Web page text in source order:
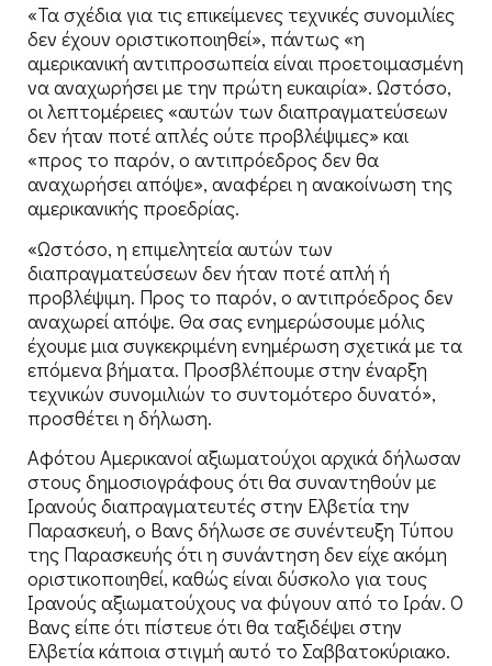
«Τα σχέδια για τις επικείμενες τεχνικές συνομιλίες
δεν έχουν οριστικοποιηθεί», πάντως «η
αμερικανική αντιπροσωπεία είναι προετοιμασμένη
να αναχωρήσει με την πρώτη ευκαιρία». Ωστόσο,
οι λεπτομέρειες «αυτών των διαπραγματεύσεων
δεν ήταν ποτέ απλές ούτε προβλέψιμες» και
«προς το παρόν, ο αντιπρόεδρος δεν θα
αναχωρήσει απόψε», αναφέρει η ανακοίνωση της
αμερικανικής προεδρίας.
«Ωστόσο, η επιμελητεία αυτών των
διαπραγματεύσεων δεν ήταν ποτέ απλή ή
προβλέψιμη. Προς το παρόν, ο αντιπρόεδρος δεν
αναχωρεί απόψε. Θα σας ενημερώσουμε μόλις
έχουμε μια συγκεκριμένη ενημέρωση σχετικά με τα
επόμενα βήματα. Προσβλέπουμε στην έναρξη
τεχνικών συνομιλιών το συντομότερο δυνατό»,
προσθέτει η δήλωση.
Αφότου Αμερικανοί αξιωματούχοι αρχικά δήλωσαν
στους δημοσιογράφους ότι θα συναντηθούν με
Ιρανούς διαπραγματευτές στην Ελβετία την
Παρασκευή, ο Βανς δήλωσε σε συνέντευξη Τύπου
της Παρασκευής ότι η συνάντηση δεν είχε ακόμη
οριστικοποιηθεί, καθώς είναι δύσκολο για τους
Ιρανούς αξιωματούχους να φύγουν από το Ιράν. Ο
Βανς είπε ότι πίστευε ότι θα ταξιδέψει στην
Ελβετία κάποια στιγμή αυτό το Σαββατοκύριακο.